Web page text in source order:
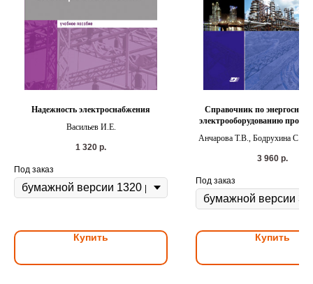
Надежность электроснабжения
Васильев И.Е.
1 320 р.
Под заказ
Купить
Справочник по
электрооборудованию
Анчарова Т.В., Бодрухина
3 960 р.
Под заказ
Купить